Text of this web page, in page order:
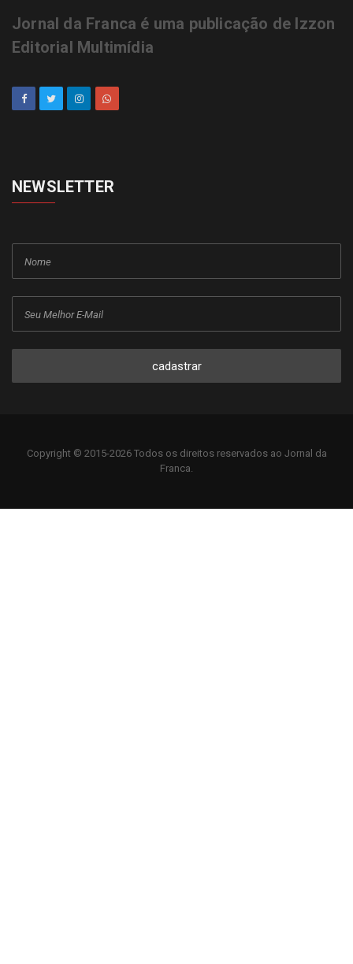
Jornal da Franca é uma publicação de Izzon
Editorial Multimídia
NEWSLETTER
cadastrar
Copyright © 2015-2026 Todos os direitos reservados ao Jornal da
Franca.